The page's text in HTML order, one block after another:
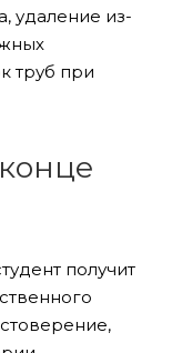
удаление из-
труб при
получит